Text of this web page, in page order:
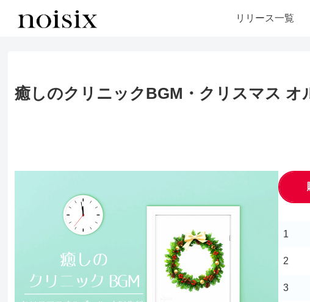
リリース一覧
癒しのクリニックBGM・クリスマス
1
2
3